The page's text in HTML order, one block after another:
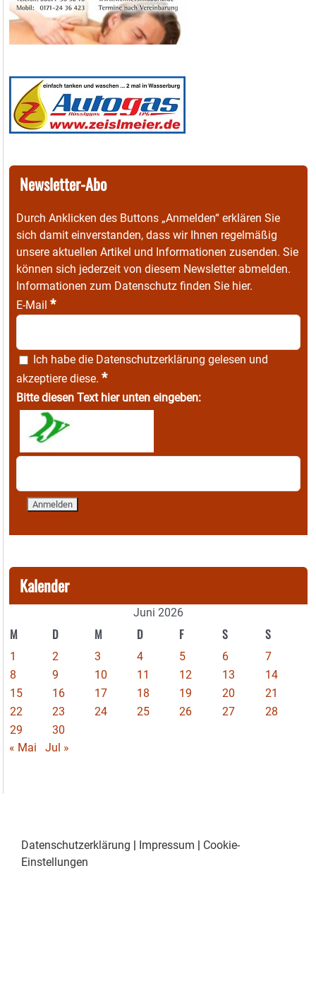
Newsletter-Abo
Durch Anklicken des Buttons „Anmelden“ erklären Sie
sich damit einverstanden, dass wir Ihnen regelmäßig
unsere aktuellen Artikel und Informationen zusenden. Sie
können sich jederzeit von diesem Newsletter abmelden.
Informationen zum Datenschutz finden Sie hier.
E-Mail *
Ich habe die Datenschutzerklärung gelesen und
akzeptiere diese. *
Bitte diesen Text hier unten eingeben:
Kalender
Juni 2026
M D M D F S S
1 2 3 4 5 6
7
8
9 10 11 12 13
14
15
16 17 18 19 20
21
22
23 24 25 26 27
28
29
30
« Mai
Jul »
Datenschutzerklärung | Impressum | Cookie-
Einstellungen